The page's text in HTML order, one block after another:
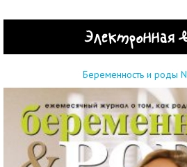
Электронная
Беременность и роды